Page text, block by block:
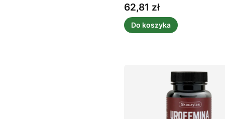
Cena
62,81 zł
Do koszyka